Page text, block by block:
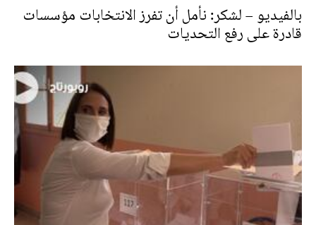
بالفيديو – لشكر: نأمل أن تفرز الانتخابات مؤسسات
قادرة على رفع التحديات